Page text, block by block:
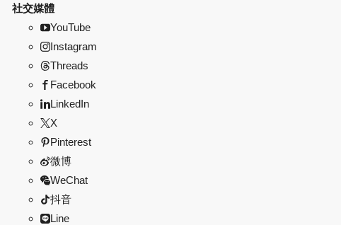
社交媒體
YouTube
Instagram
Threads
Facebook
LinkedIn
X
Pinterest
微博
WeChat
抖音
Line